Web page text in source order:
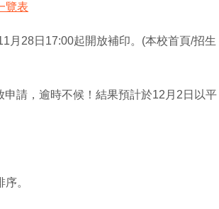
覽表
月28日17:00起開放補印。(本校首頁/招生
申請，逾時不候！結果預計於12月2日以平
。